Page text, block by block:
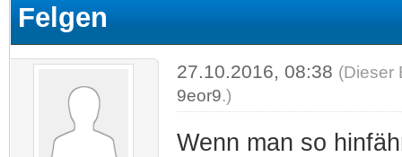
Felgen
27.10.2016, 08:38 (Dieser
9eor9.)
Wenn man so